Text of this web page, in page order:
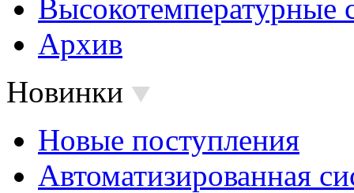
Высокотемпературные
Архив
Новинки
Новые поступления
Автоматизированная